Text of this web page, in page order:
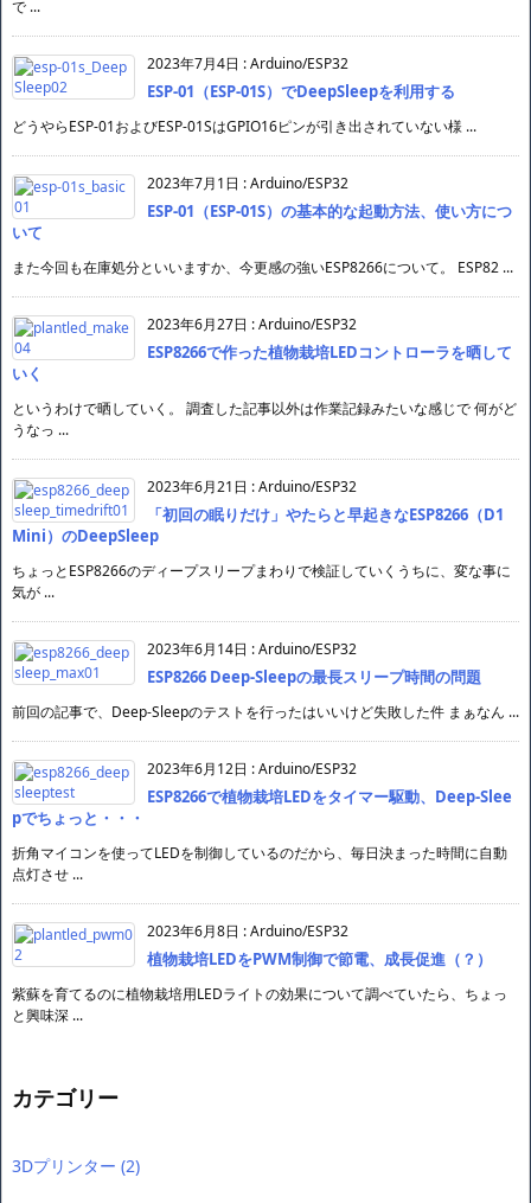
で ...
2023年7月4日 :Arduino/ESP32
ESP-01（ESP-01S）でDeepSleepを利用する
どうやらESP-01およびESP-01SはGPIO16ピンが引き出されていない様 ...
2023年7月1日 :Arduino/ESP32
ESP-01（ESP-01S）の基本的な起動方法、使い方につ
いて
また今回も在庫処分といいますか、今更感の強いESP8266について。 ESP82 ...
2023年6月27日 :Arduino/ESP32
ESP8266で作った植物栽培LEDコントローラを晒して
いく
というわけで晒していく。 調査した記事以外は作業記録みたいな感じで 何がど
うなっ ...
2023年6月21日 :Arduino/ESP32
「初回の眠りだけ」やたらと早起きなESP8266（D1
Mini）のDeepSleep
ちょっとESP8266のディープスリープまわりで検証していくうちに、変な事に
気が ...
2023年6月14日 :Arduino/ESP32
ESP8266 Deep-Sleepの最長スリープ時間の問題
前回の記事で、Deep-Sleepのテストを行ったはいいけど失敗した件 まぁなん ...
2023年6月12日 :Arduino/ESP32
ESP8266で植物栽培LEDをタイマー駆動、Deep-Slee
pでちょっと・・・
折角マイコンを使ってLEDを制御しているのだから、毎日決まった時間に自動
点灯させ ...
2023年6月8日 :Arduino/ESP32
植物栽培LEDをPWM制御で節電、成長促進（？）
紫蘇を育てるのに植物栽培用LEDライトの効果について調べていたら、ちょっ
と興味深 ...
カテゴリー
3Dプリンター (2)